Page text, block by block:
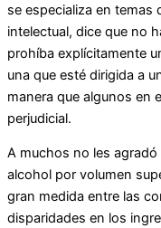
se especializa en temas
intelectual, dice que no
prohíba explícitamente
una que esté dirigida a
manera que algunos en
perjudicial.
A muchos no les
alcohol por volumen
gran medida entre las
disparidades en los